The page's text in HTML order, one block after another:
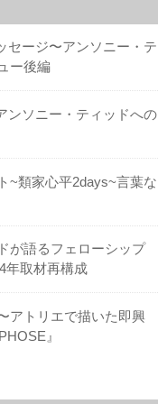
セージ〜アンソニー・テ
ー後編
ンソニー・ティッドへの
~類家心平2days~言葉な
が語るフェローシップ
年取材再構成
アトリエで描いた即興
』